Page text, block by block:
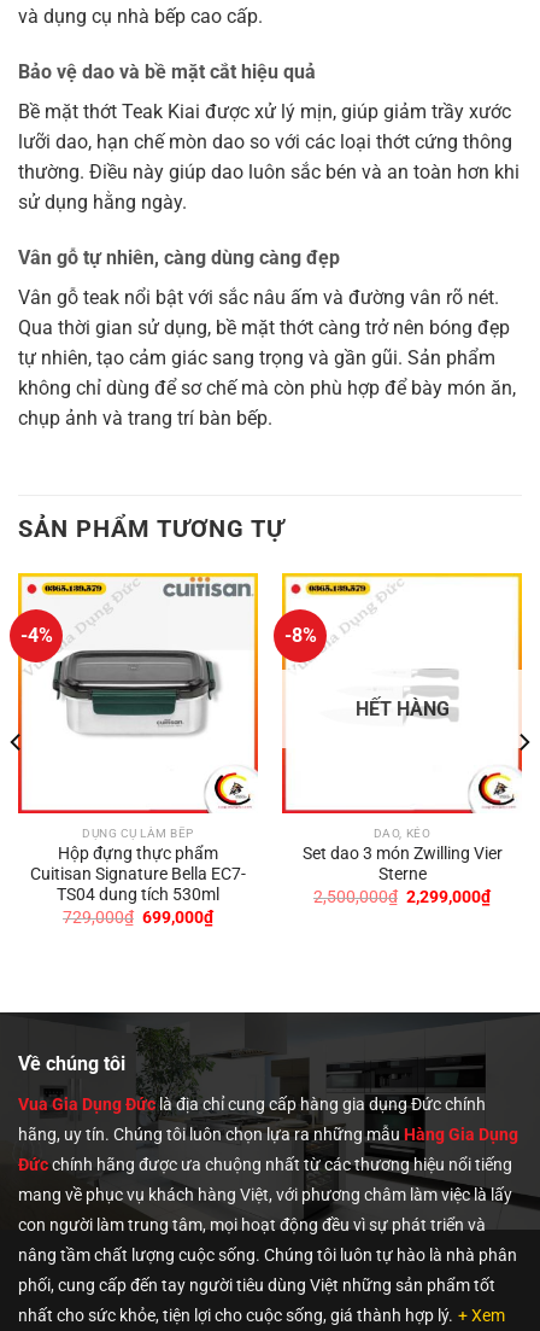
và dụng cụ nhà bếp cao cấp.
Bảo vệ dao và bề mặt cắt hiệu quả
Bề mặt thớt Teak Kiai được xử lý mịn, giúp giảm trầy xước
lưỡi dao, hạn chế mòn dao so với các loại thớt cứng thông
thường. Điều này giúp dao luôn sắc bén và an toàn hơn khi
sử dụng hằng ngày.
Vân gỗ tự nhiên, càng dùng càng đẹp
Vân gỗ teak nổi bật với sắc nâu ấm và đường vân rõ nét.
Qua thời gian sử dụng, bề mặt thớt càng trở nên bóng đẹp
tự nhiên, tạo cảm giác sang trọng và gần gũi. Sản phẩm
không chỉ dùng để sơ chế mà còn phù hợp để bày món ăn,
chụp ảnh và trang trí bàn bếp.
SẢN PHẨM TƯƠNG TỰ
-4%
DỤNG CỤ LÀM BẾP
Hộp đựng thực phẩm
Cuitisan Signature Bella EC7-
TS04 dung tích 530ml
729,000₫ Giá
699,000₫Giá
hiện
-8%
HẾT HÀNG
DAO, KÉO
Set dao 3 món Zwilling Vier
Sterne
2,500,000₫ Giá
gốc
2,299,000₫Giá
hiện
Về chúng tôi
Vua Gia Dụng Đứclà địa chỉ cung cấp hàng gia dụng Đức chính
hãng, uy tín. Chúng tôiluôn chọn lựa ra những mẫu Hàng Gia Dụng
Đứcchính hãng được ưa chuộng nhất từ các thương hiệu nổi tiếng
mang về phục vụ khách hàng Việt, với phương châm làm việc là lấy
con người làm trung tâm, mọi hoạt động đều vì sự phát triển và
nâng tầm chất lượng cuộc sống. Chúng tôi luôn tự hào là nhà phân
phối, cung cấp đến tay người tiêu dùng Việt những sản phẩm tốt
nhất cho sức khỏe, tiện lợi cho cuộc sống, giá thành hợp lý. + Xem